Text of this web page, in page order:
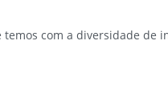
com a diversidade de